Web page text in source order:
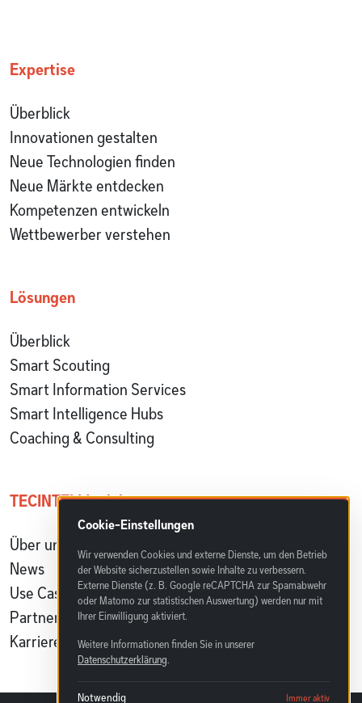
Expertise
Überblick
Innovationen gestalten
Neue Technologien finden
Neue Märkte entdecken
Kompetenzen entwickeln
Wettbewerber verstehen
Lösungen
Überblick
Smart Scouting
Smart Information Services
Smart Intelligence Hubs
Coaching & Consulting
TECINTELLI erleben
Über uns
News
Use Cases & Referenzen
Partnerprogramm
Karriere
Cookie-Einstellungen
Wir verwenden Cookies und externe Dienste, um den Betrieb
der Website sicherzustellen sowie Inhalte zu verbessern.
Externe Dienste (z. B. Google reCAPTCHA zur Spamabwehr
oder Matomo zur statistischen Auswertung) werden nur mit
Ihrer Einwilligung aktiviert.
Weitere Informationen finden Sie in unserer
Datenschutzerklärung.
Notwendig Immer aktiv